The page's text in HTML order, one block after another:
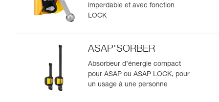
imperdable et avec fonction
LOCK
ASAP'SORBER
Absorbeur d’énergie compact
pour ASAP ou ASAP LOCK, pour
un usage à une personne